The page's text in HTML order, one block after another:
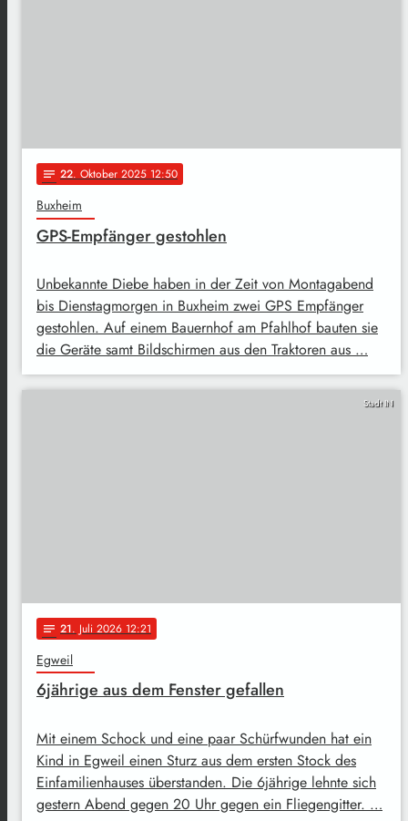
notes 22. Oktober 2025 12:50
Buxheim
GPS-Empfänger gestohlen
Unbekannte Diebe haben in der Zeit von Montagabend
bis Dienstagmorgen in Buxheim zwei GPS Empfänger
gestohlen. Auf einem Bauernhof am Pfahlhof bauten sie
die Geräte samt Bildschirmen aus den Traktoren aus …
Stadt IN
notes 21. Juli 2026 12:21
Egweil
6jährige aus dem Fenster gefallen
Mit einem Schock und eine paar Schürfwunden hat ein
Kind in Egweil einen Sturz aus dem ersten Stock des
Einfamilienhauses überstanden. Die 6jährige lehnte sich
gestern Abend gegen 20 Uhr gegen ein Fliegengitter. …